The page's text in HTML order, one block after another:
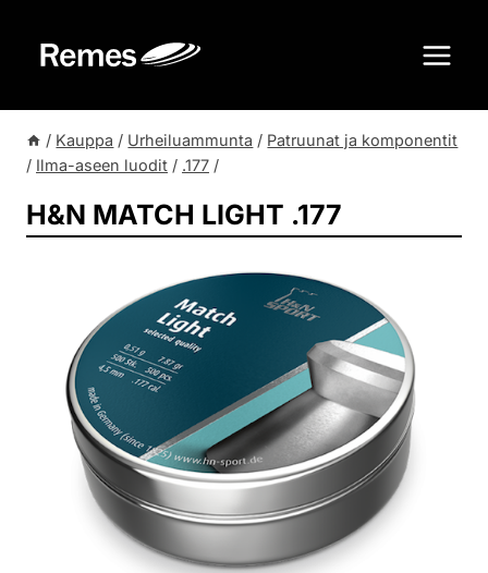
sisältöön
/ Kauppa / Urheiluammunta / Patruunat ja komponentit
/ Ilma-aseen luodit / .177 /
H&N MATCH LIGHT .177